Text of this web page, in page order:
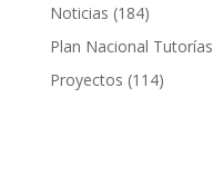
Noticias (184)
Plan Nacional Tutorías
Proyectos (114)